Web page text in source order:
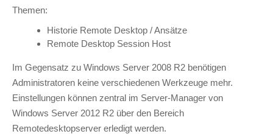
Themen:
Historie Remote Desktop / Ansätze
Remote Desktop Session Host
Im Gegensatz zu Windows Server 2008 R2 benötigen
Administratoren keine verschiedenen Werkzeuge mehr.
Einstellungen können zentral im Server-Manager von
Windows Server 2012 R2 über den Bereich
Remotedesktopserver erledigt werden.